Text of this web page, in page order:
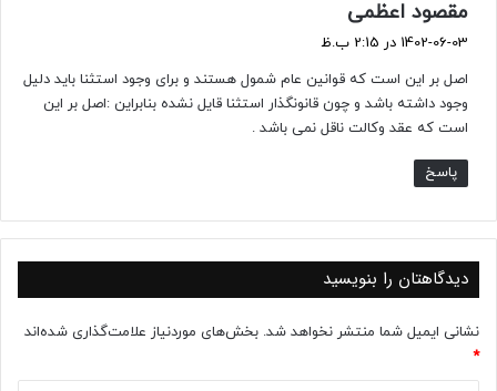
مقصود اعظمی
:
1402-06-03 در 2:15 ب.ظ
اصل بر این است که قوانین عام شمول هستند و برای وجود استثنا باید دلیل
وجود داشته باشد و چون قانونگذار استثنا قایل نشده بنابراین :اصل بر این
است که عقد وکالت ناقل نمی باشد .
پاسخ
دیدگاهتان را بنویسید
نشانی ایمیل شما منتشر نخواهد شد. بخش‌های موردنیاز علامت‌گذاری شده‌اند
*